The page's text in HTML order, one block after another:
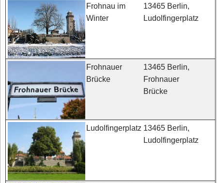
Frohnau im
Winter
13465 Berlin,
Ludolfingerplatz
Frohnauer
Brücke
13465 Berlin,
Frohnauer
Brücke
Ludolfingerplatz 13465 Berlin,
Ludolfingerplatz